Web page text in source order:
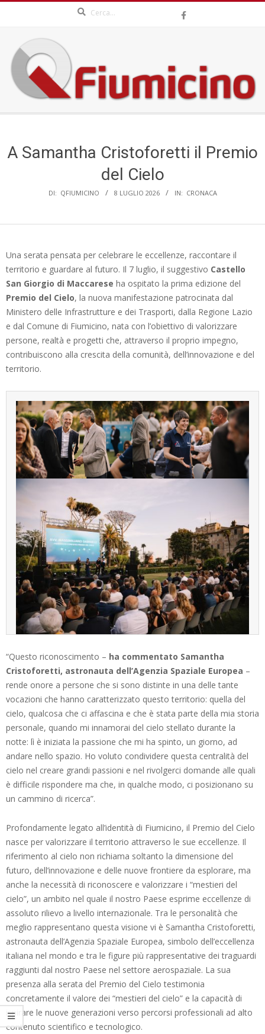
content
QFIUMICINO.COM
MenuA Samantha Cristoforetti il Premio
del Cielo
DI: QFIUMICINO 8 LUGLIO 2026 IN: CRONACA
Una serata pensata per celebrare le eccellenze, raccontare il
territorio e guardare al futuro. Il 7 luglio, il suggestivo Castello
San Giorgio di Maccarese ha ospitato la prima edizione del
Premio del Cielo, la nuova manifestazione patrocinata dal
Ministero delle Infrastrutture e dei Trasporti, dalla Regione Lazio
e dal Comune di Fiumicino, nata con l’obiettivo di valorizzare
persone, realtà e progetti che, attraverso il proprio impegno,
contribuiscono alla crescita della comunità, dell’innovazione e del
territorio.
“Questo riconoscimento – ha commentato Samantha
Cristoforetti, astronauta dell’Agenzia Spaziale Europea –
rende onore a persone che si sono distinte in una delle tante
vocazioni che hanno caratterizzato questo territorio: quella del
cielo, qualcosa che ci affascina e che è stata parte della mia storia
personale, quando mi innamorai del cielo stellato durante la
notte: lì è iniziata la passione che mi ha spinto, un giorno, ad
andare nello spazio. Ho voluto condividere questa centralità del
cielo nel creare grandi passioni e nel rivolgerci domande alle quali
è difficile rispondere ma che, in qualche modo, ci posizionano su
un cammino di ricerca”.
Profondamente legato all’identità di Fiumicino, il Premio del Cielo
nasce per valorizzare il territorio attraverso le sue eccellenze. Il
riferimento al cielo non richiama soltanto la dimensione del
futuro, dell’innovazione e delle nuove frontiere da esplorare, ma
anche la necessità di riconoscere e valorizzare i “mestieri del
cielo”, un ambito nel quale il nostro Paese esprime eccellenze di
assoluto rilievo a livello internazionale. Tra le personalità che
meglio rappresentano questa visione vi è Samantha Cristoforetti,
astronauta dell’Agenzia Spaziale Europea, simbolo dell’eccellenza
italiana nel mondo e tra le figure più rappresentative dei traguardi
raggiunti dal nostro Paese nel settore aerospaziale. La sua
presenza alla serata del Premio del Cielo testimonia
concretamente il valore dei “mestieri del cielo” e la capacità di
ispirare le nuove generazioni verso percorsi professionali ad alto
contenuto scientifico e tecnologico.